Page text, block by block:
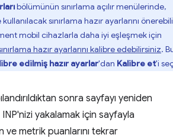
bölümünün sınırlama açılır menülerinde,
sınırlama hazır ayarlarını
mobil cihazlarla daha iyi eşleşmek için
hazır ayarlarını kalibre edebilirsiniz.
edilmiş hazır ayarlar'dan Kalibre et'i
sonra sayfayı yeniden
yakalamak için sayfayla
ve metrik puanlarını tekrar